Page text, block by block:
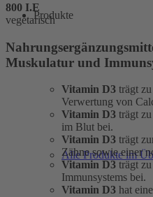
Produkte
Alle Produkte im
800 I.E
vegetarisch
Muskulatur und
Vitamin D3 trägt
Verwertung von
Vitamin D3 trägt
im Blut bei.
Vitamin D3 trägt
Zähne sowie einer
Vitamin D3 trägt
Immunsystems bei.
Vitamin D3 hat